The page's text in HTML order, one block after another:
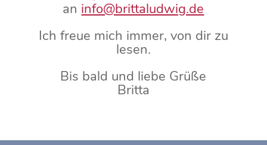
an info@brittaludwig.de
Ich freue mich immer, von dir zu
lesen.
Bis bald und liebe Grüße
Britta